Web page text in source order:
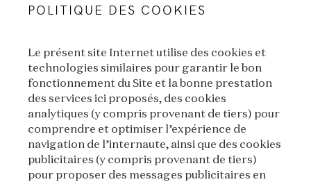
VAN CLEEF & ARPELS
MENTIONS LÉGALES
CONDITIONS GÉNÉRALES DE VENTE
POLITIQUE DES COOKIES
Le présent site Internet utilise des cookies et
technologies similaires pour garantir le bon
fonctionnement du Site et la bonne prestation
des services ici proposés, des cookies
analytiques (y compris provenant de tiers) pour
comprendre et optimiser l’expérience de
navigation de l’internaute, ainsi que des cookies
publicitaires (y compris provenant de tiers)
pour proposer des messages publicitaires en